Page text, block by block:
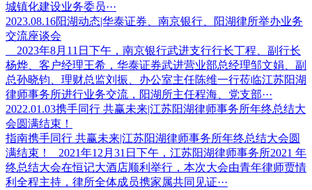
城镇化建设业务委员···
2023.08.16阳湖动态|华泰证券、南京银行、阳湖律所举办业务
交流座谈会
2023年8月11日下午，南京银行武进支行行长丁程、副行长
杨烨、客户经理王希，华泰证券武进营业部总经理邹文娟、副
总孙晓钧、理财总监刘振、办公室主任陈维一行莅临江苏阳湖
律师事务所进行业务交流，阳湖所主任程海、党支部···
2022.01.03携手同行 共赢未来|江苏阳湖律师事务所年终总结大
会圆满结束！
指南携手同行 共赢未来|江苏阳湖律师事务所年终总结大会圆
满结束！ 2021年12月31日下午，江苏阳湖律师事务所2021 年
终总结大会在恒记大酒店顺利举行，本次大会由青年律师贾情
利全程主持，律所全体成员携家属共同见证···